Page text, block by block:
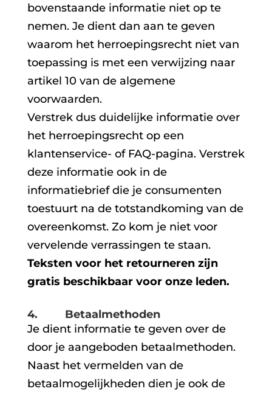
bovenstaande informatie niet op te
nemen. Je dient dan aan te geven
waarom het herroepingsrecht niet van
toepassing is met een verwijzing naar
artikel 10 van de algemene
voorwaarden.
Verstrek dus duidelijke informatie over
het herroepingsrecht op een
klantenservice- of FAQ-pagina. Verstrek
deze informatie ook in de
informatiebrief die je consumenten
toestuurt na de totstandkoming van de
overeenkomst. Zo kom je niet voor
vervelende verrassingen te staan.
Teksten voor het retourneren zijn
gratis beschikbaar voor onze leden.
4. Betaalmethoden
Je dient informatie te geven over de
door je aangeboden betaalmethoden.
Naast het vermelden van de
betaalmogelijkheden dien je ook de